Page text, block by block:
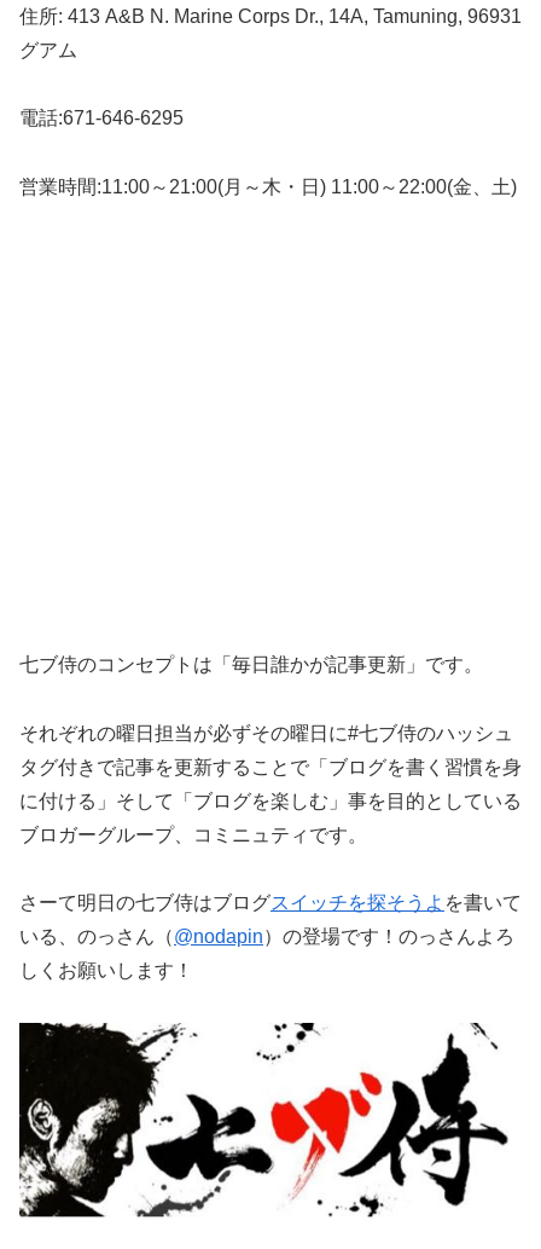
住所: 413 A&B N. Marine Corps Dr., 14A, Tamuning, 96931
グアム
電話:671-646-6295
営業時間:11:00～21:00(月～木・日) 11:00～22:00(金、土)
七ブ侍のコンセプトは「毎日誰かが記事更新」です。
それぞれの曜日担当が必ずその曜日に#七ブ侍のハッシュ
タグ付きで記事を更新することで「ブログを書く習慣を身
に付ける」そして「ブログを楽しむ」事を目的としている
ブロガーグループ、コミニュティです。
さーて明日の七ブ侍はブログスイッチを探そうよ を書いて
いる、のっさん（@nodapin）の登場です！のっさんよろ
しくお願いします！